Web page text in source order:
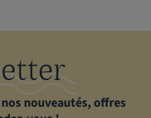
nouveautés, offres